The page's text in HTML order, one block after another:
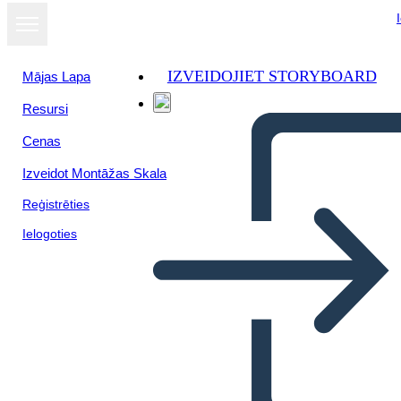
Mājas Lapa
Resursi
Cenas
Izveidot Montāžas Skala
Reģistrēties
Ielogoties
IZVEIDOJIET STORYBOARD